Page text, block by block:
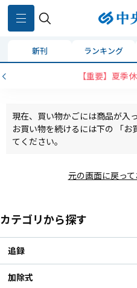
新刊 ランキング
【重要】夏季
現在、買い物かごには商品が入
お買い物を続けるには下の 「お
てください。
元の画面に戻っ
カテゴリから探す
追録
加除式